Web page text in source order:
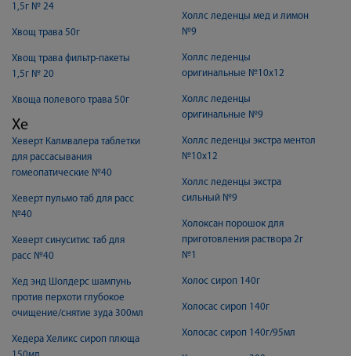
1,5г № 24
Хвощ трава 50г
Хвощ трава фильтр-пакеты
1,5г № 20
Хвоща полевого трава 50г
Хе
Хеверт Калмвалера таблетки
для рассасывания
гомеопатические №40
Хеверт пульмо таб для расс
№40
Хеверт синуситис таб для
расс №40
Хед энд Шолдерс шампунь
против перхоти глубокое
очищение/снятие зуда 300мл
Хедера Хеликс сироп плюща
Холлс леденцы мед и лимон
№9
Холлс леденцы
оригинальные №10х12
Холлс леденцы
оригинальные №9
Холлс леденцы экстра ментол
№10х12
Холлс леденцы экстра
сильный №9
Холоксан порошок для
приготовления раствора 2г
№1
Холос сироп 140г
Холосас сироп 140г
Холосас сироп 140г/95мл